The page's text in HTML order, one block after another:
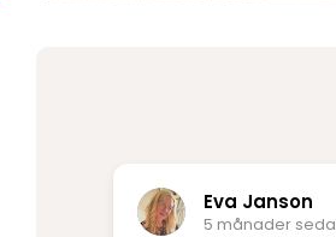
Eva Janson
5 månader